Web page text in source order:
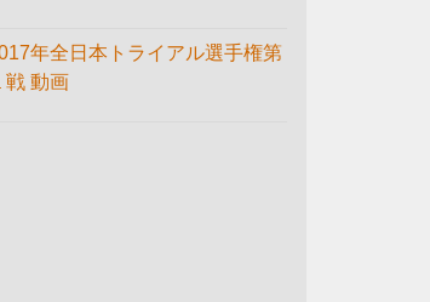
年全日本トライアル選手権第
戦 動画